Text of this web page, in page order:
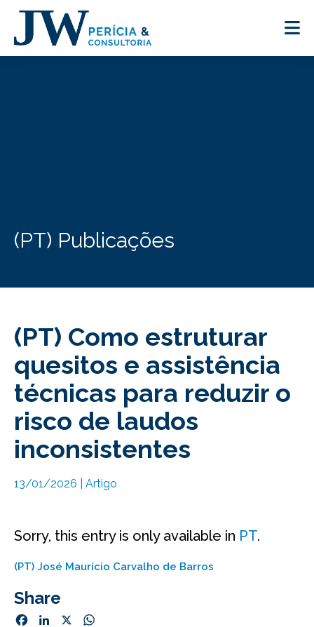
(PT) Publicações
(PT) Como estruturar
quesitos e assistência
técnicas para reduzir o
risco de laudos
inconsistentes
13/01/2026 Artigo
Sorry, this entry is only available in PT.
(PT) José Maurício Carvalho de Barros
Share
FacebookLinkedIn